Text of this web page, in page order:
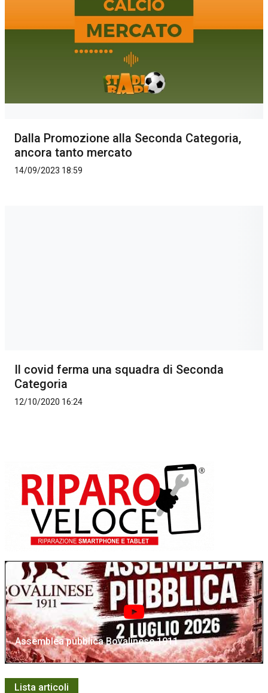
Dalla Promozione alla Seconda Categoria,
ancora tanto mercato
14/09/2023 18:59
Il covid ferma una squadra di Seconda
Categoria
12/10/2020 16:24
Assemblea pubblica Bovalinese 1911
Lista articoli